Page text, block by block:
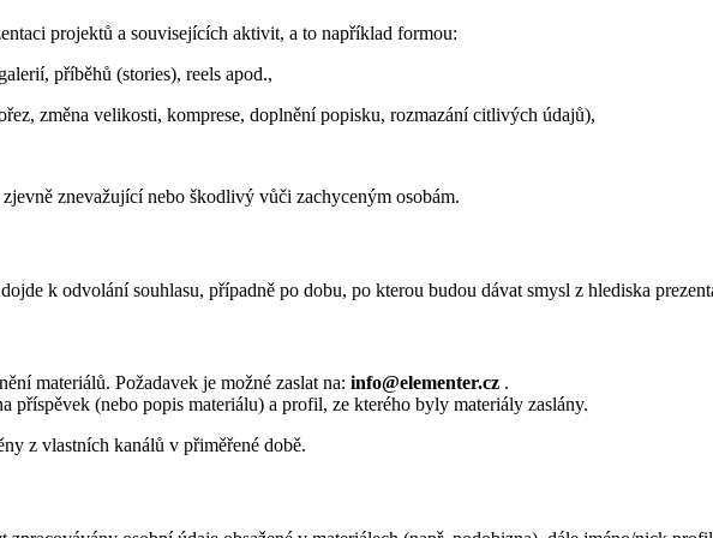
projektů a souvisejících aktivit, a to například formou:
příběhů (stories), reels apod.,
změna velikosti, komprese, doplnění popisku, rozmazání citlivých údajů),
znevažující nebo škodlivý vůči zachyceným osobám.
k odvolání souhlasu, případně po dobu, po kterou budou dávat smysl z hlediska
materiálů. Požadavek je možné zaslat na: info@elementer.cz .
příspěvek (nebo popis materiálu) a profil, ze kterého byly materiály zaslány.
z vlastních kanálů v přiměřené době.